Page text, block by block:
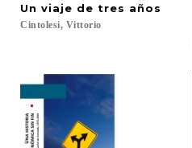
Un viaje de tres años
Cintolesi, Vittorio